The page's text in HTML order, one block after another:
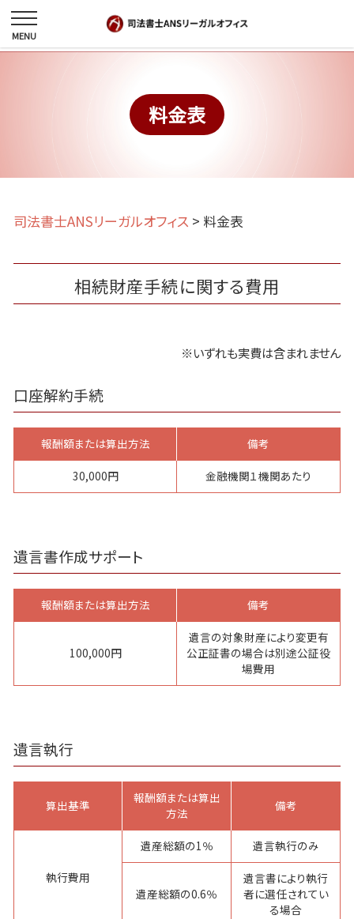
料金表
司法書士ANSリーガルオフィス > 料金表
相続財産手続に関する費用
※いずれも実費は含まれません
口座解約手続
報酬額または算出方法 備考
30,000円 金融機関１機関あたり
遺言書作成サポート
報酬額または算出方法 備考
100,000円
遺言の対象財産により変更有
公正証書の場合は別途公証役
場費用
遺言執行
算出基準
報酬額または算出
方法
備考
執行費用
遺産総額の1％ 遺言執行のみ
遺産総額の0.6％
遺言書により執行
者に選任されてい
る場合